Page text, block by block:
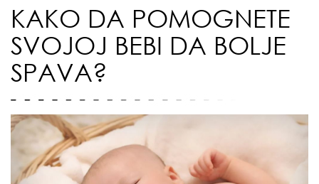
KAKO DA POMOGNETE
SVOJOJ BEBI DA BOLJE
SPAVA?